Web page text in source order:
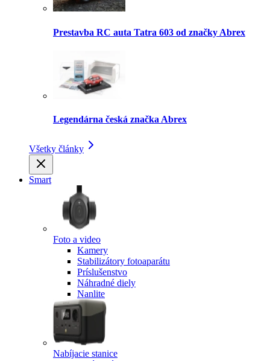
Prestavba RC auta Tatra 603 od značky Abrex
Legendárna česká značka Abrex
Všetky články
Smart
Foto a video
Kamery
Stabilizátory fotoaparátu
Príslušenstvo
Náhradné diely
Nanlite
Nabíjacie stanice